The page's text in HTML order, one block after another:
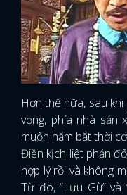
Hơn thế nữa, sau
vọng, phía nhà sản
muốn nắm bắt thời
Điền kịch liệt phản
hợp lý rồi và không
Từ đó, “Lưu Gù” và